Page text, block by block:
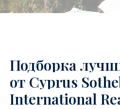
Подборка
от Cyprus
International